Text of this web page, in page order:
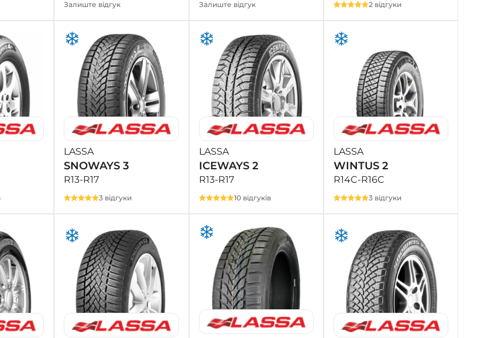
Залиште відгук Залиште відгук 2 відгуки
LASSA
SNOWAYS 3
R13-R17
3 відгуки
LASSA
ICEWAYS 2
R13-R17
10 відгуків
LASSA
WINTUS 2
R14C-R16C
3 відгуки